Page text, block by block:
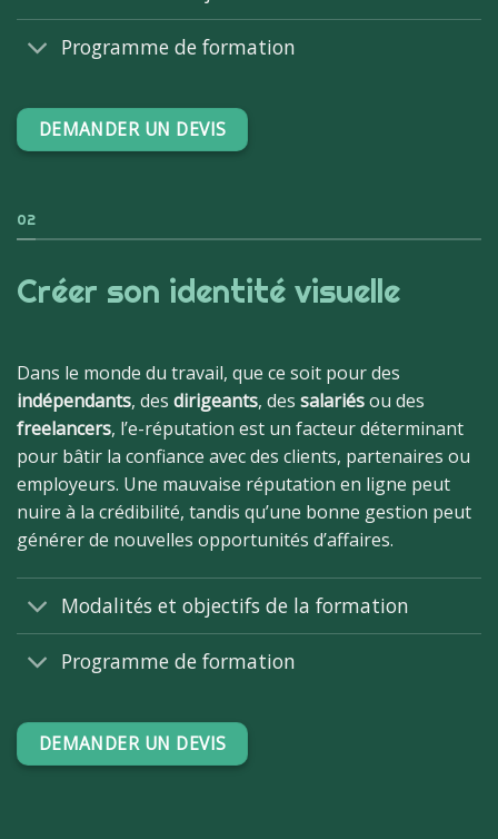
Programme de formation
DEMANDER UN DEVIS
02
Créer son identité visuelle
Dans le monde du travail, que ce soit pour des
indépendants, des dirigeants, des salariésou des
freelancers, l’e-réputation est un facteur déterminant
pour bâtir la confiance avec des clients, partenaires ou
employeurs. Une mauvaise réputation en ligne peut
nuire à la crédibilité, tandis qu’une bonne gestion peut
générer de nouvelles opportunités d’affaires.
Modalités et objectifs de la formation
Programme de formation
DEMANDER UN DEVIS